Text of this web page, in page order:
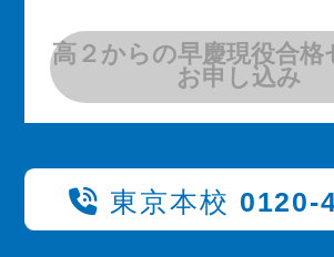
高２からの早慶現役合格
お申し込み
東京本校 0120-